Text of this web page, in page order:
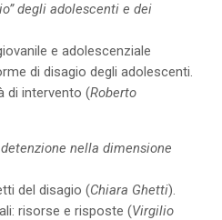
degli adolescenti e dei
e adolescenziale
di disagio degli adolescenti.
di intervento (Roberto
nella dimensione
del disagio (Chiara Ghetti).
risorse e risposte (Virgilio